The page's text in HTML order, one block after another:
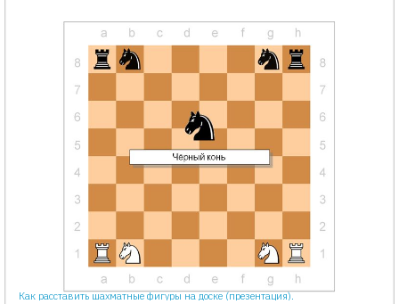
Как расставить шахматные фигуры на доске (презентация).